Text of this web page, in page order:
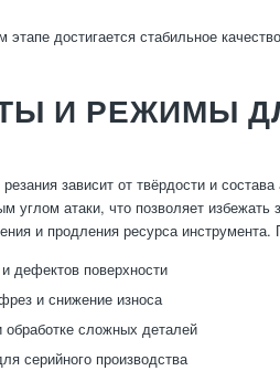
этапе достигается стабильное
И РЕЖИМЫ
зависит от твёрдости и
углом атаки, что позволяет
и продления ресурса
дефектов поверхности
и снижение износа
сложных деталей
серийного производства